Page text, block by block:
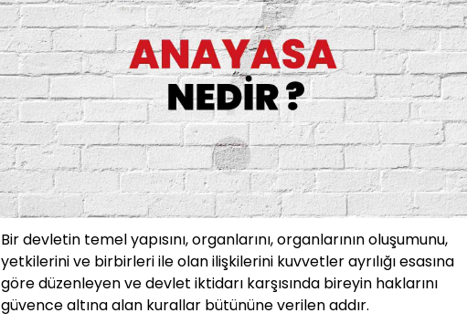
Bir devletin temel yapısını, organlarını, organlarının oluşumunu,
yetkilerini ve birbirleri ile olan ilişkilerini kuvvetler ayrılığı esasına
göre düzenleyen ve devlet iktidarı karşısında bireyin haklarını
güvence altına alan kurallar bütününe verilen addır.